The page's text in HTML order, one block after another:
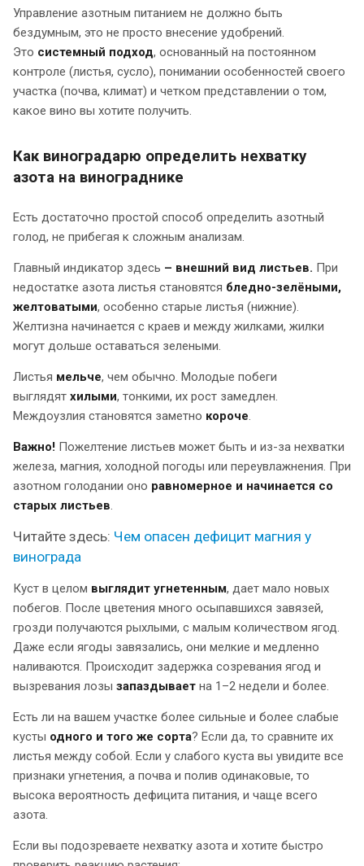
Управление азотным питанием не должно быть
бездумным, это не просто внесение удобрений.
Это системный подход, основанный на постоянном
контроле (листья, сусло), понимании особенностей своего
участка (почва, климат) и четком представлении о том,
какое вино вы хотите получить.
Как виноградарю определить нехватку
азота на винограднике
Есть достаточно простой способ определить азотный
голод, не прибегая к сложным анализам.
Главный индикатор здесь – внешний вид листьев. При
недостатке азота листья становятся бледно-зелёными,
желтоватыми, особенно старые листья (нижние).
Желтизна начинается с краев и между жилками, жилки
могут дольше оставаться зелеными.
Листья мельче, чем обычно. Молодые побеги
выглядят хилыми, тонкими, их рост замедлен.
Междоузлия становятся заметно короче.
Важно! Пожелтение листьев может быть и из-за нехватки
железа, магния, холодной погоды или переувлажнения. При
азотном голодании оно равномерное и начинается со
старых листьев.
Читайте здесь: Чем опасен дефицит магния у
винограда
Куст в целом выглядит угнетенным, дает мало новых
побегов. После цветения много осыпавшихся завязей,
грозди получаются рыхлыми, с малым количеством ягод.
Даже если ягоды завязались, они мелкие и медленно
наливаются. Происходит задержка созревания ягод и
вызревания лозы запаздывает на 1–2 недели и более.
Есть ли на вашем участке более сильные и более слабые
кусты одного и того же сорта? Если да, то сравните их
листья между собой. Если у слабого куста вы увидите все
признаки угнетения, а почва и полив одинаковые, то
высока вероятность дефицита питания, и чаще всего
азота.
Если вы подозреваете нехватку азота и хотите быстро